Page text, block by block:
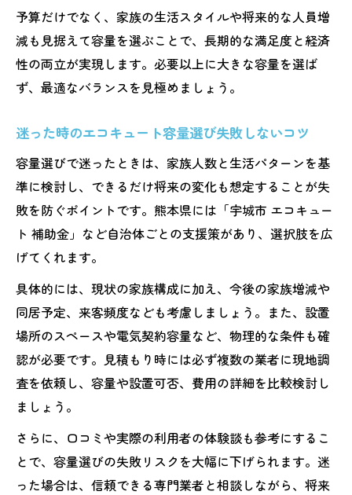
予算だけでなく、家族の生活スタイルや将来的な人員増
減も見据えて容量を選ぶことで、長期的な満足度と経済
性の両立が実現します。必要以上に大きな容量を選ば
ず、最適なバランスを見極めましょう。
迷った時のエコキュート容量選び失敗しないコツ
容量選びで迷ったときは、家族人数と生活パターンを基
準に検討し、できるだけ将来の変化も想定することが失
敗を防ぐポイントです。熊本県には「宇城市 エコキュー
ト 補助金」など自治体ごとの支援策があり、選択肢を広
げてくれます。
具体的には、現状の家族構成に加え、今後の家族増減や
同居予定、来客頻度なども考慮しましょう。また、設置
場所のスペースや電気契約容量など、物理的な条件も確
認が必要です。見積もり時には必ず複数の業者に現地調
査を依頼し、容量や設置可否、費用の詳細を比較検討し
ましょう。
さらに、口コミや実際の利用者の体験談も参考にするこ
とで、容量選びの失敗リスクを大幅に下げられます。迷
った場合は、信頼できる専門業者と相談しながら、将来